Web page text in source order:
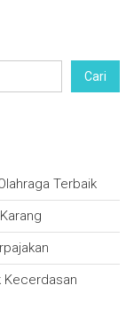
Cari
Terbaik
Kecerdasan